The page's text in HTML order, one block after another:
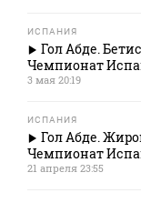
ИСПАНИЯ
Гол Абде.
Чемпионат
3 мая 20:19
ИСПАНИЯ
Гол Абде.
Чемпионат
21 апреля 23:55